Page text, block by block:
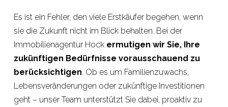
Es ist ein Fehler, den viele Erstkäufer begehen, wenn
sie die Zukunft nicht im Blick behalten. Bei der
Immobilienagentur Hock ermutigen wir Sie, Ihre
zukünftigen Bedürfnisse vorausschauend zu
berücksichtigen. Ob es um Familienzuwachs,
Lebensveränderungen oder zukünftige Investitionen
geht – unser Team unterstützt Sie dabei, proaktiv zu